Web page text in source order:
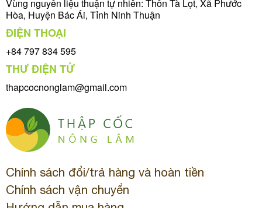
Vùng nguyên liệu thuận tự nhiên: Thôn Tà Lọt, Xã Phước
Hòa, Huyện Bác Ái, Tỉnh Ninh Thuận
ĐIỆN THOẠI
+84 797 834 595
THƯ ĐIỆN TỬ
thapcocnonglam@gmail.com
Chính sách đổi/trả hàng và hoàn tiền
Chính sách vận chuyển